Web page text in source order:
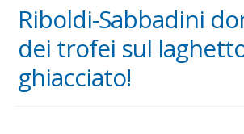
Riboldi-Sabbadini
dei trofei sul
ghiacciato!